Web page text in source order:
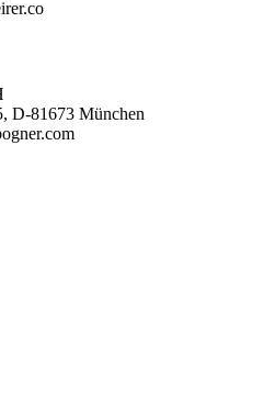
D-81673 München